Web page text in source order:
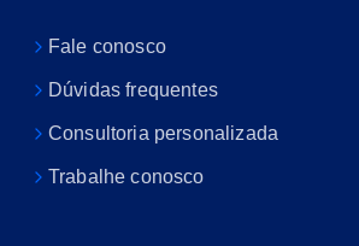
Fale conosco
Dúvidas frequentes
Consultoria personalizada
Trabalhe conosco